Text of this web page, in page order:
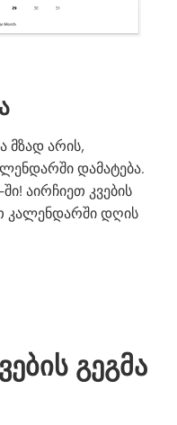
მზად არის,
დამატება.
აირჩიეთ კვების
კალენდარში დღის
ᲒᲔᲒᲛᲐ